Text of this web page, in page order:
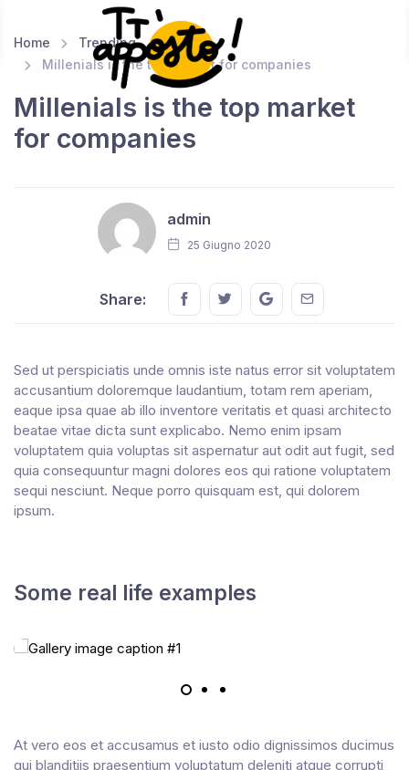
Home
Trending
Millenials is the top market for companies
Millenials is the top market
for companies
admin
25 Giugno 2020
Share: Share this on FaceBook
Share this on Twitter
Share this on GMail
Share this on
Sed ut perspiciatis unde omnis iste natus error sit voluptatem
accusantium doloremque laudantium, totam rem aperiam,
eaque ipsa quae ab illo inventore veritatis et quasi architecto
beatae vitae dicta sunt explicabo. Nemo enim ipsam
voluptatem quia voluptas sit aspernatur aut odit aut fugit, sed
quia consequuntur magni dolores eos qui ratione voluptatem
sequi nesciunt. Neque porro quisquam est, qui dolorem
ipsum.
Some real life examples
At vero eos et accusamus et iusto odio dignissimos ducimus
qui blanditiis praesentium voluptatum deleniti atque corrupti